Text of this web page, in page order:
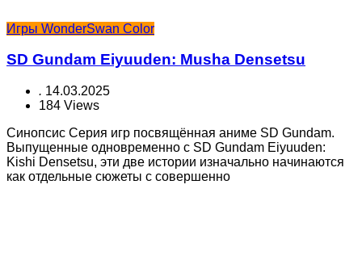
Игры WonderSwan Color
SD Gundam Eiyuuden: Musha Densetsu
. 14.03.2025
184 Views
Синопсис Серия игр посвящённая аниме SD Gundam.
Выпущенные одновременно с SD Gundam Eiyuuden:
Kishi Densetsu, эти две истории изначально начинаются
как отдельные сюжеты с совершенно